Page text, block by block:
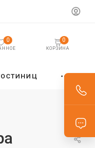
0
КОРЗИНА
0